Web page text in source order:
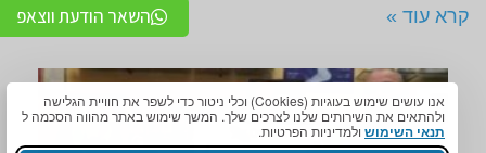
אנו עושים שימוש בעוגיות (Cookies) וכלי ניטור כדי לשפר את חוויית הגלישה
ולהתאים את השירותים שלנו לצרכים שלך. המשך שימוש באתר מהווה הסכמה ל
תנאי השימוש ולמדיניות הפרטיות.
קרא עוד » השאר הודעת ווצאפ